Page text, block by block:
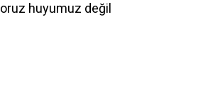
huyumuz değil